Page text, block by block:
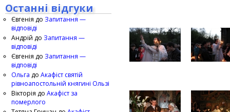
Останні відгуки
Євгенія до Запитання —
відповіді
Андрій до Запитання —
відповіді
Євгенія до Запитання —
відповіді
Ольга до Акафіст святій
рівноапостольній княгині Ользі
Вікторія до Акафіст за
померлого